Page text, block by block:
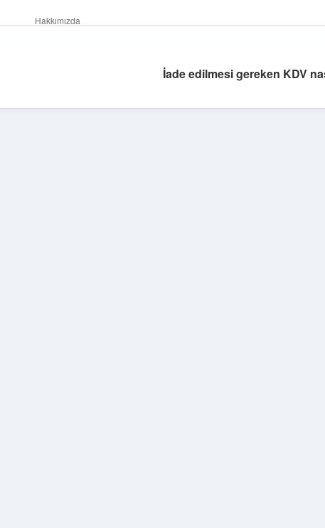
Hakkımızda
İade edilmesi gereken KDV